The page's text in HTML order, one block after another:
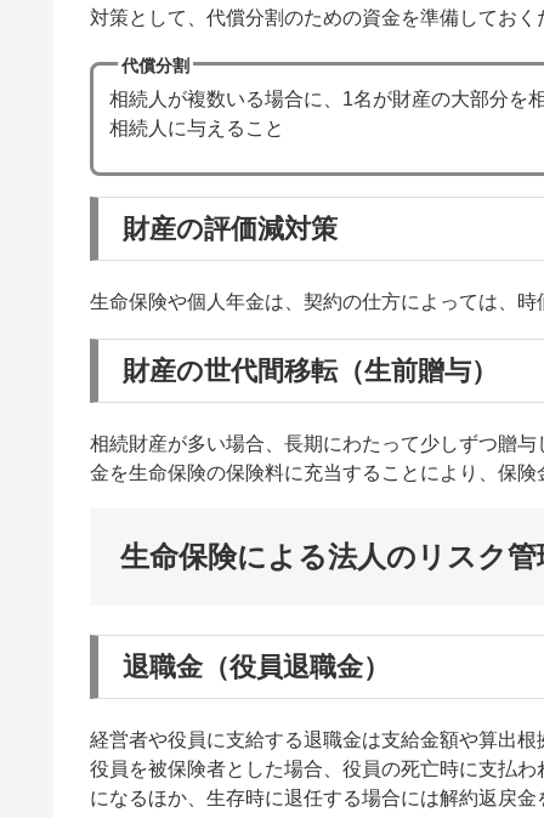
対策として、代償分割のための資金を準備しておく
代償分割
相続人が複数いる場合に、1名が財産の大部分を
相続人に与えること
財産の評価減対策
生命保険や個人年金は、契約の仕方によっては、
財産の世代間移転（生前贈与）
相続財産が多い場合、長期にわたって少しずつ贈
金を生命保険の保険料に充当することにより、保険
生命保険による法人のリスク管
退職金（役員退職金）
経営者や役員に支給する退職金は支給金額や算出
役員を被保険者とした場合、役員の死亡時に支払
になるほか、生存時に退任する場合には解約返戻